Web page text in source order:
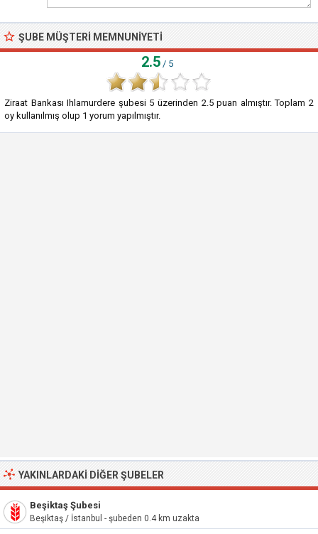
ŞUBE MÜŞTERI MEMNUNIYETI
2.5 / 5
Ziraat Bankası Ihlamurdere şubesi 5 üzerinden 2.5puan almıştır. Toplam2
oy kullanılmış olup 1 yorum yapılmıştır.
YAKINLARDAKI DIĞER ŞUBELER
Beşiktaş Şubesi
Beşiktaş / İstanbul - şubeden 0.4 km uzakta